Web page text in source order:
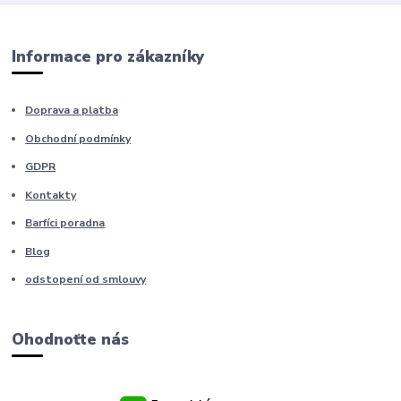
Informace pro zákazníky
Doprava a platba
Obchodní podmínky
GDPR
Kontakty
Barfíci poradna
Blog
odstopení od smlouvy
Ohodnoťte nás